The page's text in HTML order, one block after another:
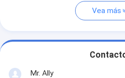
Vea más
Mr. Ally